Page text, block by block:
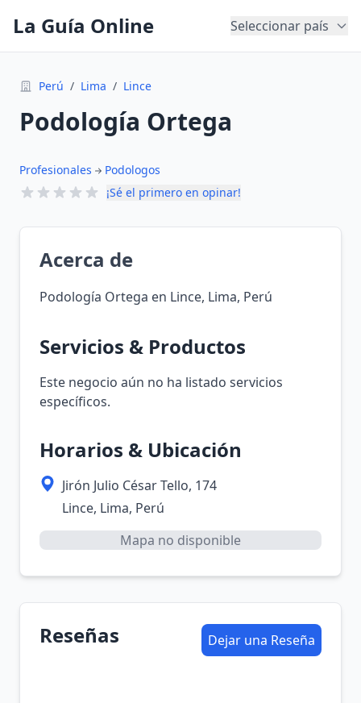
La Guía Online Seleccionar país
Perú / Lima / Lince
Podología Ortega
Profesionales
Podologos
¡Sé el primero en opinar!
Acerca de
Podología Ortega en Lince, Lima, Perú
Servicios & Productos
Este negocio aún no ha listado servicios
específicos.
Horarios & Ubicación
Jirón Julio César Tello, 174
Lince, Lima, Perú
Mapa no disponible
Reseñas Dejar una Reseña